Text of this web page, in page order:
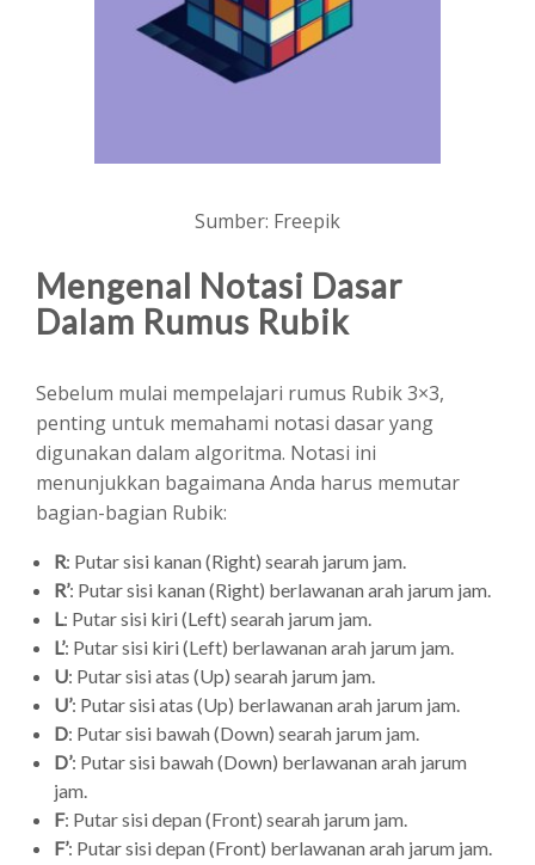
Sumber: Freepik
Mengenal Notasi Dasar
Dalam Rumus Rubik
Sebelum mulai mempelajari rumus Rubik 3×3,
penting untuk memahami notasi dasar yang
digunakan dalam algoritma. Notasi ini
menunjukkan bagaimana Anda harus memutar
bagian-bagian Rubik:
R: Putar sisi kanan (Right) searah jarum jam.
R’: Putar sisi kanan (Right) berlawanan arah jarum jam.
L: Putar sisi kiri (Left) searah jarum jam.
L’: Putar sisi kiri (Left) berlawanan arah jarum jam.
U: Putar sisi atas (Up) searah jarum jam.
U’: Putar sisi atas (Up) berlawanan arah jarum jam.
D: Putar sisi bawah (Down) searah jarum jam.
D’: Putar sisi bawah (Down) berlawanan arah jarum
jam.
F: Putar sisi depan (Front) searah jarum jam.
F’: Putar sisi depan (Front) berlawanan arah jarum jam.